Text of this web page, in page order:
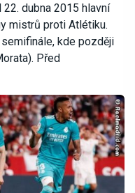
dubna 2015 hlavní
mistrů proti Atlétiku.
kde později
Před